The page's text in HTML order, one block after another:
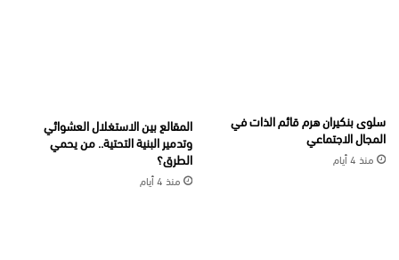
سلوى بنكيران هرم قائم الذات في
المجال الاجتماعي
منذ 4 أيام
المقالع بين الاستغلال العشوائي
وتدمير البنية التحتية.. من يحمي
الطرق؟
منذ 4 أيام